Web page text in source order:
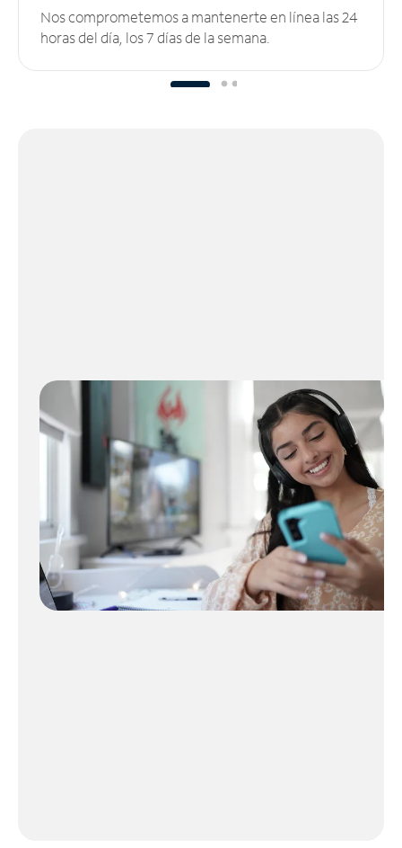
Nos comprometemos a mantenerte en línea las 24
horas del día, los 7 días de la semana.